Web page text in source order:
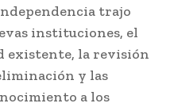
trajo
instituciones, el
existente, la revisión
y las
a los